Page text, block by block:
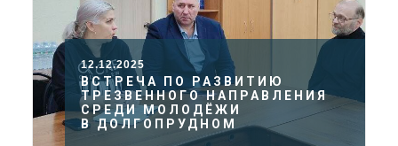
12.12.2025
ВСТРЕЧА ПО РАЗВИТИЮ
ТРЕЗВЕННОГО НАПРАВЛЕНИЯ
СРЕДИ МОЛОДЁЖИ
В ДОЛГОПРУДНОМ